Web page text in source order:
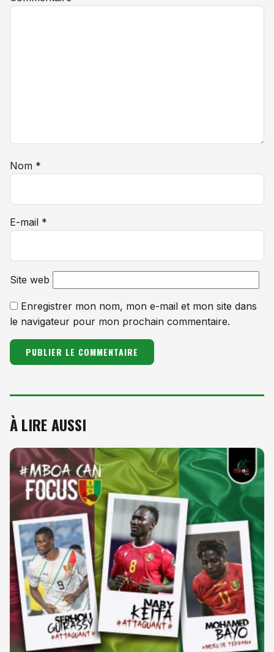
Nom *
E-mail *
Site web
Enregistrer mon nom, mon e-mail et mon site dans
le navigateur pour mon prochain commentaire.
À LIRE AUSSI